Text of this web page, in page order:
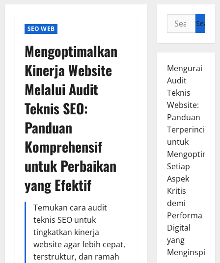
SEO WEB
Mengoptimalkan
Kinerja Website
Melalui Audit
Teknis SEO:
Panduan
Komprehensif
untuk Perbaikan
yang Efektif
Temukan cara audit
teknis SEO untuk
tingkatkan kinerja
website agar lebih cepat,
terstruktur, dan ramah
Search
for:
Mengurai
Audit
Teknis
Website:
Panduan
Terperinci
untuk
Setiap
Aspek
Kritis
demi
Performa
Digital
yang
Menginspirasi